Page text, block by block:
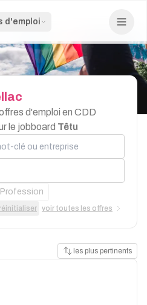
d'emploi
d'emploi en CDD
le jobboard Têtu
ou entreprise
Profession
réinitialiser voir toutes les offres
les plus pertinents